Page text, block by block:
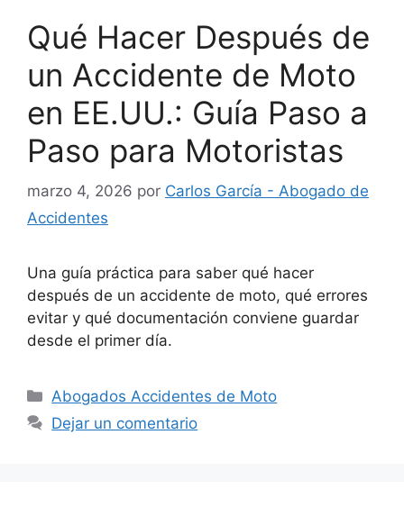
Qué Hacer Después de
un Accidente de Moto
en EE.UU.: Guía Paso a
Paso para Motoristas
marzo 4, 2026 por Carlos García - Abogado de
Accidentes
Una guía práctica para saber qué hacer
después de un accidente de moto, qué errores
evitar y qué documentación conviene guardar
desde el primer día.
Categorías
Abogados Accidentes de Moto
Dejar un comentario